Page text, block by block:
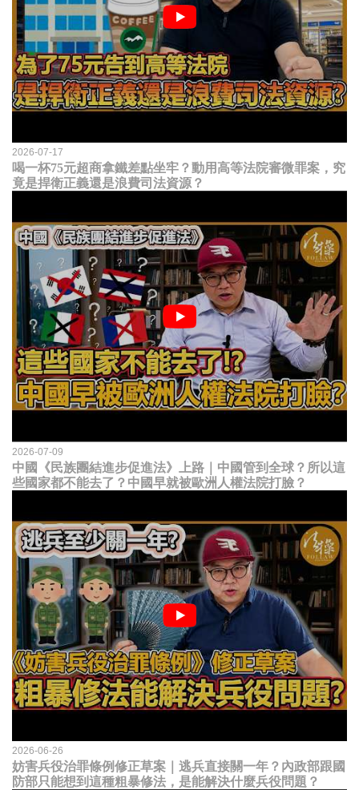
2026-07-17
喝一杯75元超商拿鐵差點坐牢？動用高等法院審微罪案，究
竟是捍衛正義還是浪費司法資源？
2026-07-09
中國《民族團結進步促進法》上路｜中國管到全球？所以這
些國家都不能去了？中國早就被歐洲人權法院打臉？
2026-06-26
妨害兵役治罪條例修正草案｜逃兵直接關一年？內政部跟國
防部只能想到這種粗暴修法，是能解決什麼兵役問題？